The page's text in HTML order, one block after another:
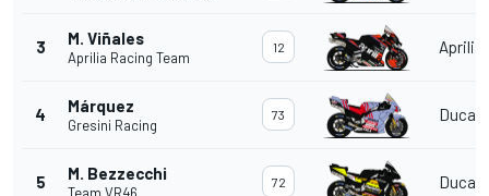
3 M. Viñales
Aprilia Racing Team
12 Aprilia
4 Márquez
Gresini Racing
73 Ducati
5 M. Bezzecchi 72 Ducati